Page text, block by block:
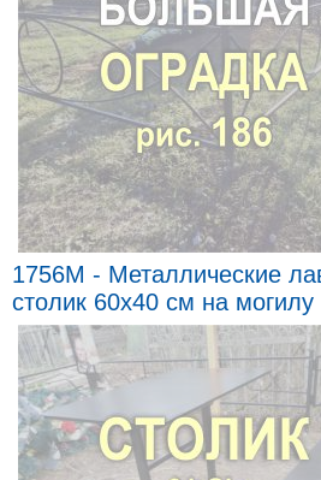
1756M - Металлические
столик 60x40 см на могилу